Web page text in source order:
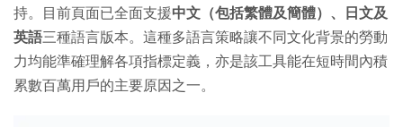
持。目前頁面已全面支援中文（包括繁體及簡體）、日文及
英語三種語言版本。這種多語言策略讓不同文化背景的勞動
力均能準確理解各項指標定義，亦是該工具能在短時間內積
累數百萬用戶的主要原因之一。